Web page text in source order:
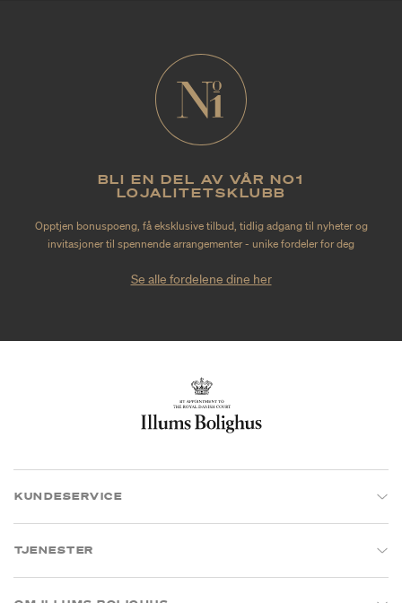
BLI EN DEL AV VÅR NO1
LOJALITETSKLUBB
Opptjen bonuspoeng, få eksklusive tilbud, tidlig adgang til nyheter og
invitasjoner til spennende arrangementer - unike fordeler for deg
Se alle fordelene dine her
KUNDESERVICE
TJENESTER